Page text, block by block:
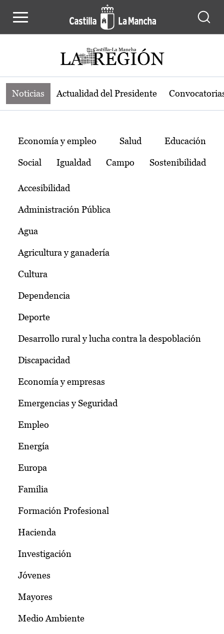
Noticias de la región de Castilla-La
Noticias Actualidad del Presidente
Temas
Economía y empleo Salud Educación
Social Igualdad Campo Sostenibilidad
Accesibilidad
Administración Pública
Agua
Agricultura y ganadería
Cultura
Dependencia
Deporte
Desarrollo rural y lucha contra la despoblación
Discapacidad
Economía y empresas
Emergencias y Seguridad
Empleo
Energía
Europa
Familia
Formación Profesional
Hacienda
Investigación
Jóvenes
Mayores
Medio Ambiente